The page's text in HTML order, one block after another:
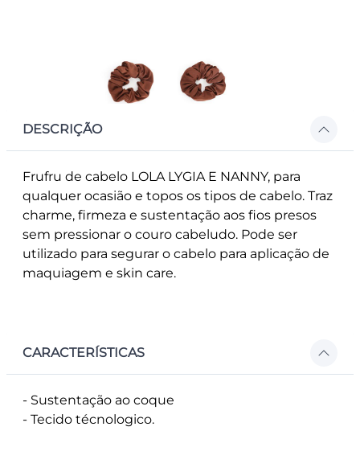
DESCRIÇÃO
Frufru de cabelo LOLA LYGIA E NANNY, para
qualquer ocasião e topos os tipos de cabelo. Traz
charme, firmeza e sustentação aos fios presos
sem pressionar o couro cabeludo. Pode ser
utilizado para segurar o cabelo para aplicação de
maquiagem e skin care.
CARACTERÍSTICAS
- Sustentação ao coque
- Tecido técnologico.